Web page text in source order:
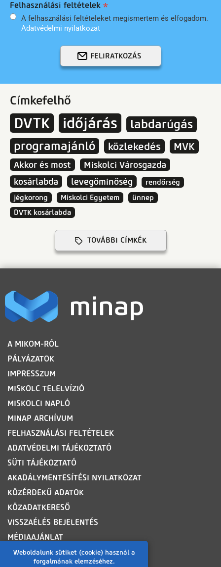
Weboldalunk sütiket (cookie) használ a
forgalmának elemzéséhez.
Felhasználási feltételek
A felhasználási feltételeket megismertem és elfogadom.
Adatvédelmi nyilatkozat
FELIRATKOZÁS
Címkefelhő
DVTK időjárás
labdarúgás
programajánló
közlekedés MVK
Akkor és most
Miskolci Városgazda
kosárlabda
levegőminőség
rendőrség
jégkorong
Miskolci Egyetem
ünnep
DVTK kosárlabda
TOVÁBBI CÍMKÉK
LÁBLÉC
A MIKOM-RÓL
PÁLYÁZATOK
IMPRESSZUM
MISKOLC TELELVÍZIÓ
MISKOLCI NAPLÓ
MINAP ARCHÍVUM
FELHASZNÁLÁSI FELTÉTELEK
ADATVÉDELMI TÁJÉKOZTATÓ
SÜTI TÁJÉKOZTATÓ
AKADÁLYMENTESÍTÉSI NYILATKOZAT
KÖZÉRDEKŰ ADATOK
KÖZADATKERESŐ
VISSZAÉLÉS BEJELENTÉS
MÉDIAAJÁNLAT
OLDALTÉRKÉP